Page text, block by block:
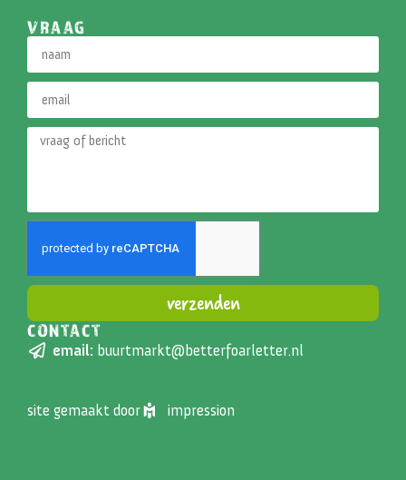
VRAAG
verzenden
Alternative:
CONTACT
email: buurtmarkt@betterfoarletter.nl
site gemaakt door impression